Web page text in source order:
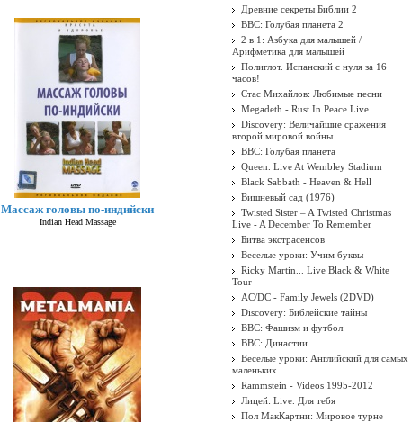
Массаж головы по-индийски
Indian Head Massage
Древние секреты Библии 2
BBC: Голубая планета 2
2 в 1: Азбука для малышей /
Арифметика для малышей
Полиглот. Испанский с нуля за 16
часов!
Стас Михайлов: Любимые песни
Megadeth - Rust In Peace Live
Discovery: Величайшие сражения
второй мировой войны
BBC: Голубая планета
Queen. Live At Wembley Stadium
Black Sabbath - Heaven & Hell
Вишневый сад (1976)
Twisted Sister ‎– A Twisted Christmas
Live - A December To Remember
Битва экстрасенсов
Веселые уроки: Учим буквы
Ricky Martin... Live Black & White
Tour
AC/DC - Family Jewels (2DVD)
Discovery: Библейские тайны
BBC: Фашизм и футбол
BBC: Династии
Веселые уроки: Английский для самых
маленьких
Rammstein - Videos 1995-2012
Лицей: Live. Для тебя
Пол МакКартни: Мировое турне